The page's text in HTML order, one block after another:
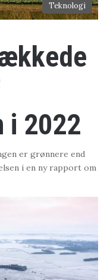
Teknologi
i 2022
er grønnere end
i en ny rapport om